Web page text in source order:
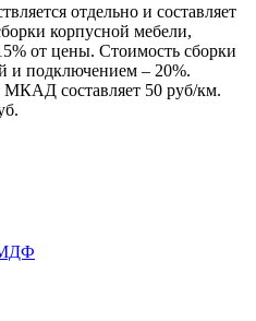
отдельно и составляет
корпусной мебели,
от цены. Стоимость сборки
и подключением – 20%.
МКАД составляет 50 руб/км.